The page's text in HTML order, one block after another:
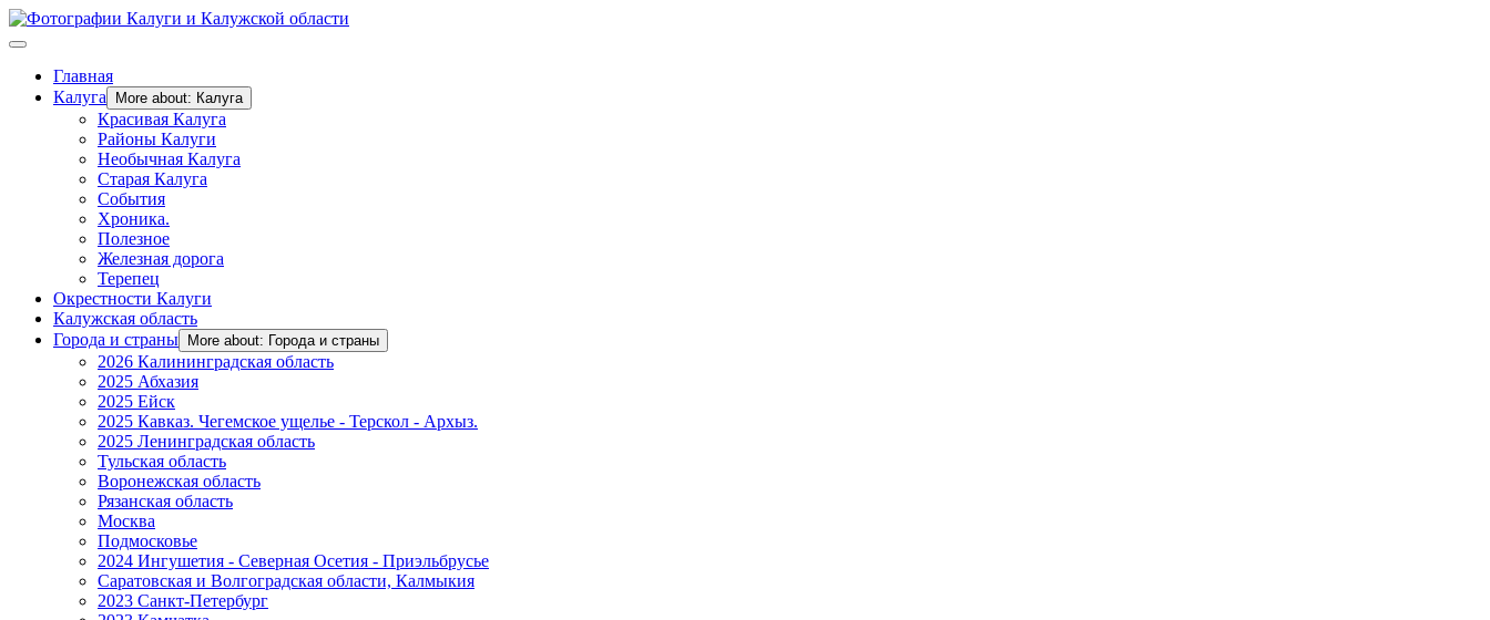
Главная
Калуга
More about: Калуга
Красивая Калуга
Районы Калуги
Необычная Калуга
Старая Калуга
События
Хроника.
Полезное
Железная дорога
Терепец
Окрестности Калуги
Калужская область
Города и страны
More about: Города и страны
2026 Калининградская область
2025 Абхазия
2025 Ейск
2025 Кавказ. Чегемское ущелье - Терскол - Архыз.
2025 Ленинградская область
Тульская область
Воронежская область
Рязанская область
Москва
Подмосковье
2024 Ингушетия - Северная Осетия - Приэльбрусье
Саратовская и Волгоградская области, Калмыкия
2023 Санкт-Петербург